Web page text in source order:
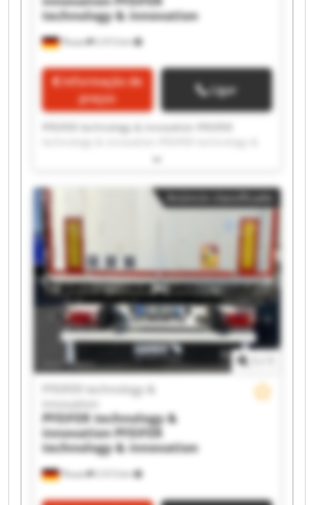
Plauen 2 013 km
technology & innovation
Informação de
preços
Ligar
PFEIFER technology & innovation PFEIFER
innovation PFEIFER technology & innovation
technology & innovation PFEIFER technology &
innovation PFEIFER technology & innovation
PFEIFER technology & innovation PFEIFER
technology & innovation PFEIFER technology &
innovation PFEIFER technology & innovation
PFEIFER technology & innovation PFEIFER
technology & innovation PFEIFER technology &
innovation PFEIFER technology & innovation
PFEIFER technology & innovation PFEIFER
technology & innovation PFEIFER technology &
innovation PFEIFER technology & innovation
Plauen 2 013 km
PFEIFER technology &
innovation
PFEIFER technology &
innovationPFEIFER
technology & innovation